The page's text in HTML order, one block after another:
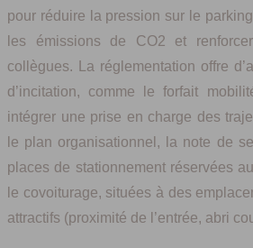
pour réduire la pression sur le
les émissions de CO2 et
collègues. La réglementation offre
d’incitation, comme le forfait
intégrer une prise en charge des
le plan organisationnel, la note de
places de stationnement réservées
le covoiturage, situées à des
attractifs (proximité de l’entrée, abri